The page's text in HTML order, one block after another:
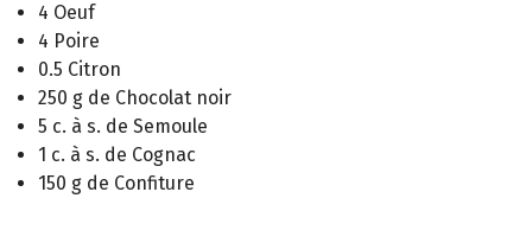
4 Oeuf
4 Poire
0.5 Citron
250 g de Chocolat noir
5 c. à s. de Semoule
1 c. à s. de Cognac
150 g de Confiture